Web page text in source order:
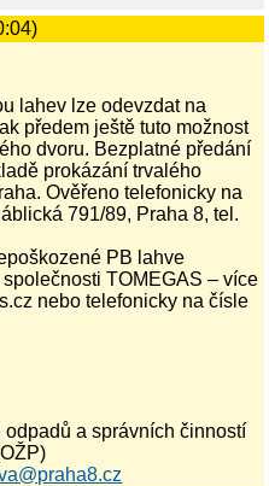
lahev lze odevzdat na
předem ještě tuto možnost
dvoru. Bezplatné předání
prokázání trvalého
Ověřeno telefonicky na
791/89, Praha 8, tel.
PB lahve
TOMEGAS – více
nebo telefonicky na čísle
a správních činností